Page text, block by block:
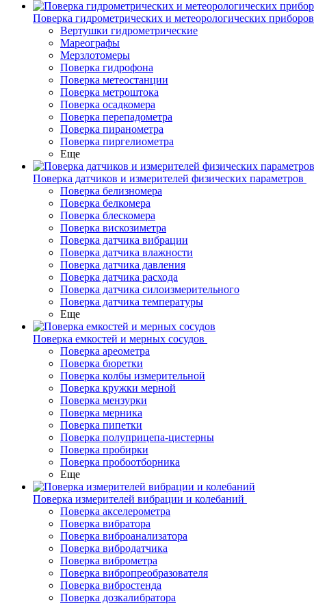
Поверка гидрометрических и метеорологических приборов
Вертушки гидрометрические
Мареографы
Мерзлотомеры
Поверка гидрофона
Поверка метеостанции
Поверка метроштока
Поверка осадкомера
Поверка перепадометра
Поверка пиранометра
Поверка пиргелиометра
Еще
Поверка датчиков и измерителей физических параметров
Поверка белизномера
Поверка белкомера
Поверка блескомера
Поверка вискозиметра
Поверка датчика вибрации
Поверка датчика влажности
Поверка датчика давления
Поверка датчика расхода
Поверка датчика силоизмерительного
Поверка датчика температуры
Еще
Поверка емкостей и мерных сосудов
Поверка ареометра
Поверка бюретки
Поверка колбы измерительной
Поверка кружки мерной
Поверка мензурки
Поверка мерника
Поверка пипетки
Поверка полуприцепа-цистерны
Поверка пробирки
Поверка пробоотборника
Еще
Поверка измерителей вибрации и колебаний
Поверка акселерометра
Поверка вибратора
Поверка виброанализатора
Поверка вибродатчика
Поверка виброметра
Поверка вибропреобразователя
Поверка вибростенда
Поверка дозкалибратора